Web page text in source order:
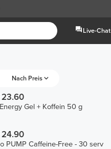
Live-Chat
Nach Preis
23.60
Gel + Koffein 50 g
24.90
PUMP Caffeine-Free - 30 serv